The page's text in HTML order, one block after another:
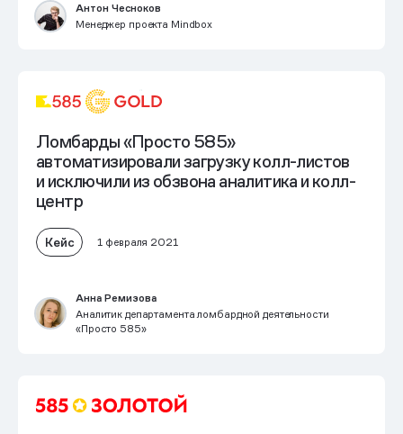
Антон Чесноков
Менеджер проекта Mindbox
Ломбарды «Просто 585»
автоматизировали загрузку колл-листов
и исключили из обзвона аналитика и колл-
центр
Кейс 1 февраля 2021
Анна Ремизова
Аналитик департамента ломбардной деятельности
«Просто 585»